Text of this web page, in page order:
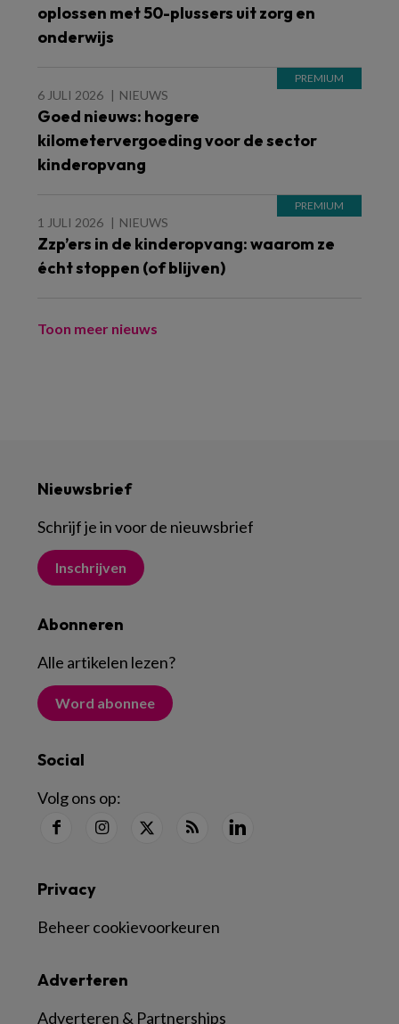
oplossen met 50-plussers uit zorg en
onderwijs
6 JULI 2026 NIEUWS
Goed nieuws: hogere
kilometervergoeding voor de sector
kinderopvang
1 JULI 2026 NIEUWS
Zzp’ers in de kinderopvang: waarom ze
écht stoppen (of blijven)
Toon meer nieuws
Nieuwsbrief
Schrijf je in voor de nieuwsbrief
Inschrijven
Abonneren
Alle artikelen lezen?
Word abonnee
Social
Volg ons op:
Adverteren
Adverteren & Partnerships
Privacy
Beheer cookievoorkeuren